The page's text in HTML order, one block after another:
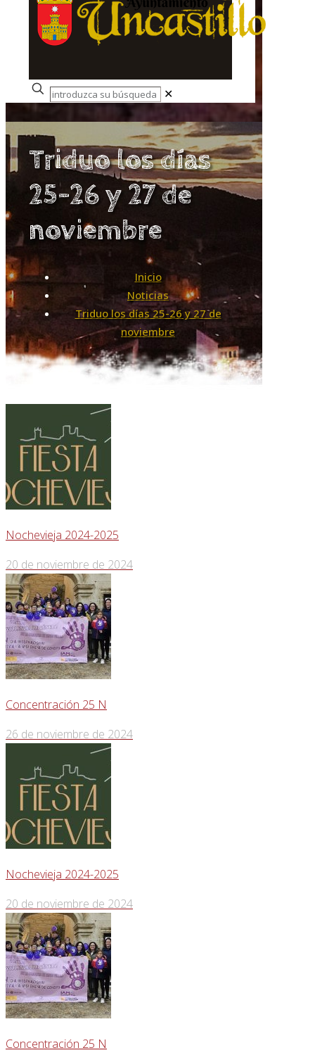
✕
Triduo los días
25-26 y 27 de
noviembre
Inicio
Noticias
Triduo los días 25-26 y 27 de
noviembre
Nochevieja 2024-2025
20 de noviembre de 2024
Concentración 25 N
26 de noviembre de 2024
Nochevieja 2024-2025
20 de noviembre de 2024
Concentración 25 N